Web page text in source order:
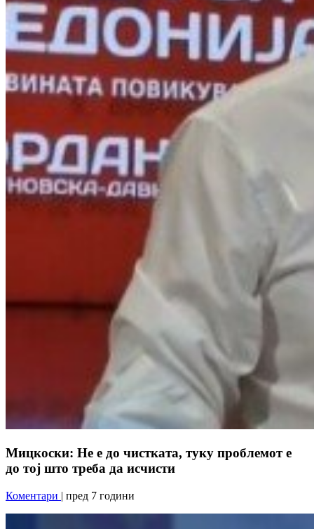
Мицкоски: Не е до чистката, туку проблемот е
до тој што треба да исчисти
Коментари | пред 7 години